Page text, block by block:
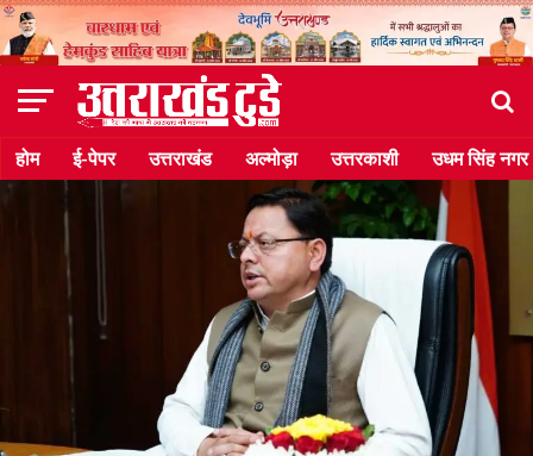
होम ई-पेपर उत्तराखंड अल्मोड़ा उत्तरकाशी उधम सिंह नगर